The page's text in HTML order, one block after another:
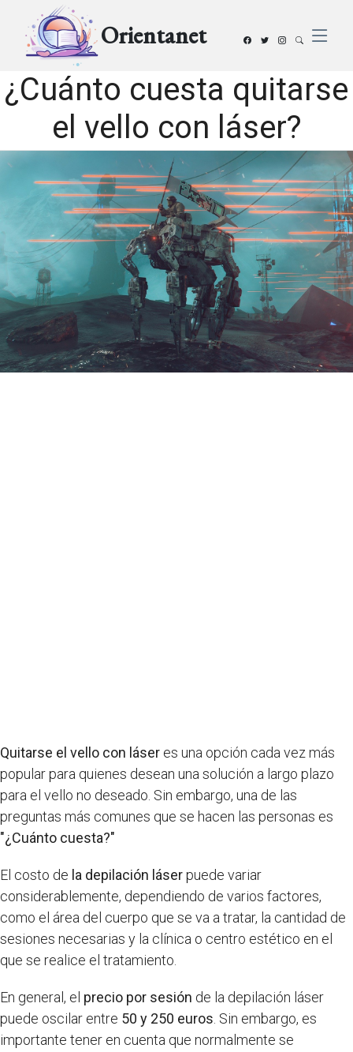
Orientanet
¿Cuánto cuesta quitarse
el vello con láser?
Quitarse el vello con láser es una opción cada vez más
popular para quienes desean una solución a largo plazo
para el vello no deseado. Sin embargo, una de las
preguntas más comunes que se hacen las personas es
"¿Cuánto cuesta?"
El costo de la depilación láserpuede variar
considerablemente, dependiendo de varios factores,
como el área del cuerpo que se va a tratar, la cantidad de
sesiones necesarias y la clínica o centro estético en el
que se realice el tratamiento.
En general, el precio por sesión de la depilación láser
puede oscilar entre 50 y 250 euros. Sin embargo, es
importante tener en cuenta que normalmente se